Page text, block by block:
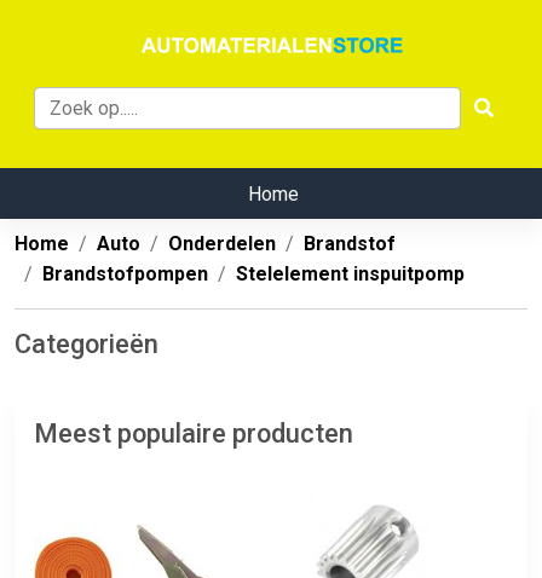
Home
Home Auto Onderdelen
Brandstof
Brandstofpompen
Stelelement inspuitpomp
Categorieën
Meest populaire producten